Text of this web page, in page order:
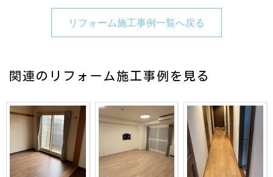
リフォーム施工事例一覧へ戻る
関連のリフォーム施工事例を見る